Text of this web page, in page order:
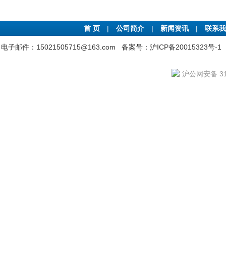
首 页 | 公司简介 | 新闻资讯 | 联系
电子邮件：15021505715@163.com 备案号：沪ICP备20015323号-1
沪公网安备